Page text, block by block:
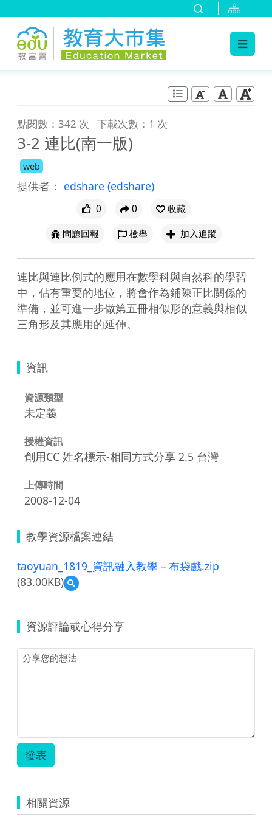
點閱數：342 次 下載次數：1 次
3-2 連比(南一版)
web
提供者： edshare (edshare)
0 0
收藏
問題回報
檢舉 加入追蹤
連比與連比例式的應用在數學科與自然科的學習
中，佔有重要的地位，將會作為鋪陳正比關係的
準備，並可進一步做第五冊相似形的意義與相似
三角形及其應用的延伸。
資訊
資源類型
未定義
授權資訊
創用CC 姓名標示-相同方式分享 2.5 台灣
上傳時間
2008-12-04
教學資源檔案連結
taoyuan_1819_資訊融入教學－布袋戲.zip
(83.00KB)
預
覽
訊
融
入
教
資源評論或心得分享
發表
相關資源